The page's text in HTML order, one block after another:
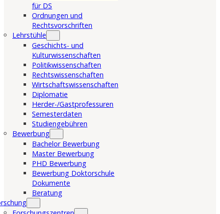
für DS
Ordnungen und
Rechtsvorschriften
Lehrstühle
Geschichts- und
Kulturwissenschaften
Politikwissenschaften
Rechtswissenschaften
Wirtschaftswissenschaften
Diplomatie
Herder-/Gastprofessuren
Semesterdaten
Studiengebühren
Bewerbung
Bachelor Bewerbung
Master Bewerbung
PHD Bewerbung
Bewerbung Doktorschule
Dokumente
Beratung